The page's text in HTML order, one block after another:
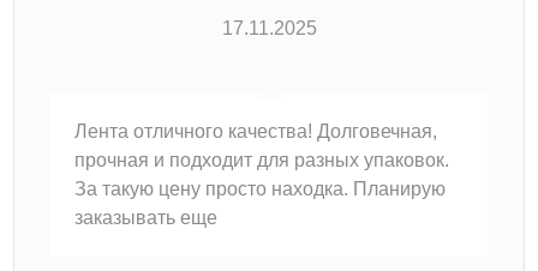
17.11.2025
Лента отличного качества! Долговечная,
прочная и подходит для разных упаковок.
За такую цену просто находка. Планирую
заказывать еще